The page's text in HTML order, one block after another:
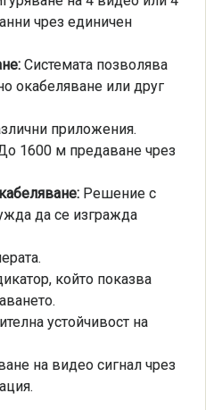
чрез единичен
Системата позволява
окабеляване или друг
приложения.
1600 м предаване чрез
Решение с
да се изгражда
който показва
устойчивост на
на видео сигнал чрез